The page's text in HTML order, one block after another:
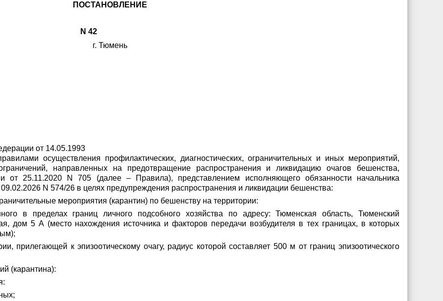
ПОСТАНОВЛЕНИЕ
N 42
г. Тюмень
от 14.05.1993
осуществления профилактических, диагностических, ограничительных и иных мероприятий,
направленных на предотвращение распространения и ликвидацию очагов бешенства,
от 25.11.2020 N 705 (далее – Правила), представлением исполняющего обязанности начальника
N 574/26 в целях предупреждения распространения и ликвидации бешенства:
мероприятия (карантин) по бешенству на территории:
в пределах границ личного подсобного хозяйства по адресу: Тюменская область, Тюменский
дом 5 А (место нахождения источника и факторов передачи возбудителя в тех границах, в которых
прилегающей к эпизоотическому очагу, радиус которой составляет 500 м от границ эпизоотического
(карантина):